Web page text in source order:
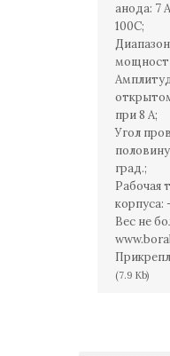
анода: 7
100С;
при 8 А;
Угол
град.;
Рабочая
корпуса:
Вес не
(7.9 Kb)